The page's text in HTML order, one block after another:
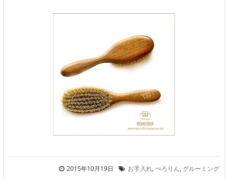
2015年10月19日 お手入れ,ぺろりん, グルーミング